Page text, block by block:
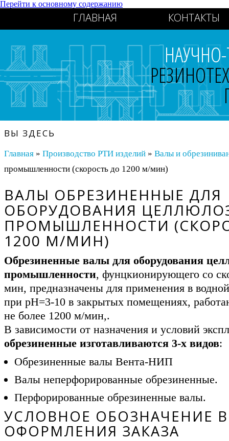
Перейти к основному содержанию
ГЛАВНАЯ КОНТАКТЫ
ВЫ ЗДЕСЬ
Главная» Производство РТИ изделий» Валы и
промышленности (скорость до 1200 м/мин)
ВАЛЫ ОБРЕЗИНЕННЫЕ ДЛЯ
ОБОРУДОВАНИЯ
ПРОМЫШЛЕННОСТИ
1200 М/МИН)
Обрезиненные валы для оборудования
промышленности, фунцкионирующего со
мин, предназначены для применения в
при рН=3-10 в закрытых помещениях,
не более 1200 м/мин,.
В зависимости от назначения и условий
обрезиненные изготавливаются 3-х видов:
Обрезиненные валы Вента-НИП
Валы неперфорированные обрезиненные.
Перфорированные обрезиненные валы.
УСЛОВНОЕ ОБОЗНАЧЕНИЕ
ОФОРМЛЕНИЯ ЗАКАЗА